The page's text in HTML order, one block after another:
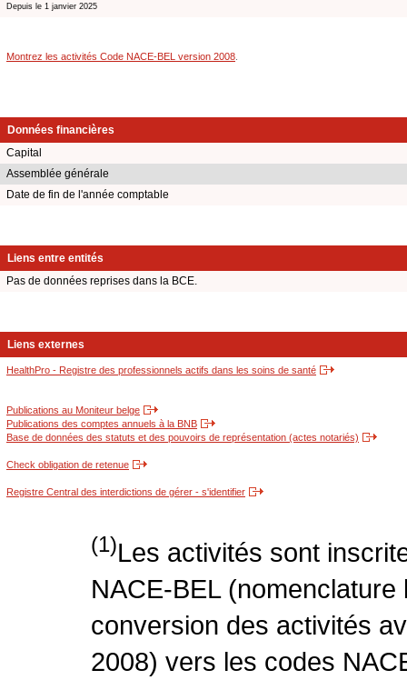
Depuis le 1 janvier 2025
Montrez les activités Code NACE-BEL version 2008
Données financières
Capital
Assemblée générale
Date de fin de l'année comptable
Liens entre entités
Pas de données reprises dans la BCE.
Liens externes
HealthPro - Registre des professionnels actifs dans les soins de santé
Publications au Moniteur belge
Publications des comptes annuels à la BNB
Base de données des statuts et des pouvoirs de représentation (actes notariés)
Check obligation de retenue
Registre Central des interdictions de gérer - s'identifier
(1)Les activités sont
NACE-BEL
conversion des activités
2008) vers les codes